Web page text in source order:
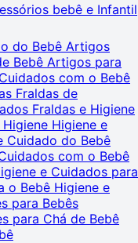
bebê e Infantil
do Bebê Artigos
Bebê Artigos para
Cuidados com o Bebê
Fraldas de
Fraldas e Higiene
Higiene Higiene e
Cuidado do Bebê
com o Bebê
e Cuidados para
o Bebê Higiene e
para Bebês
para Chá de Bebê